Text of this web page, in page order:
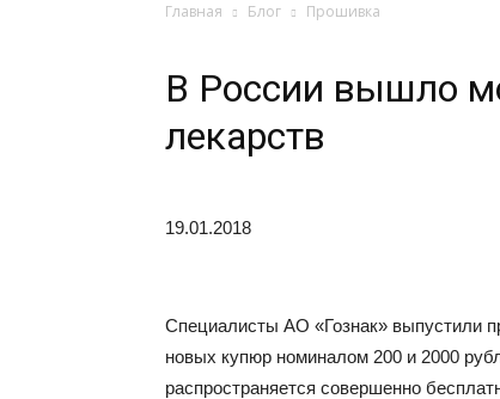
Главная Блог Прошивка
В России вышло
лекарств
19.01.2018
Специалисты АО «Гознак» выпустили
новых купюр номиналом 200 и 2000
распространяется совершенно